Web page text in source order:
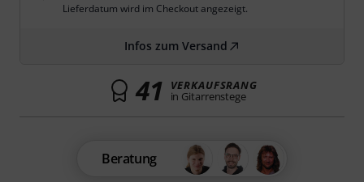
Lieferdatum wird im Checkout angezeigt.
Infos zum Versand
41 VERKAUFSRANG
in Gitarrenstege
Beratung